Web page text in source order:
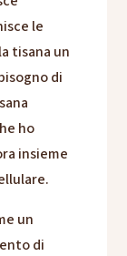
le
tisana un
di
ho
insieme
un
di